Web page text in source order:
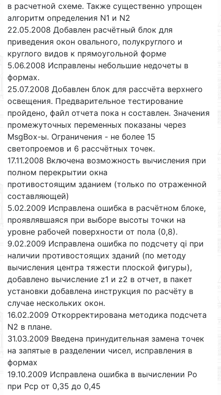
в расчетной схеме. Также существенно упрощен
алгоритм определения N1 и N2
22.05.2008 Добавлен расчётный блок для
приведения окон овального, полукруглого и
круглого видов к прямоугольной форме
5.06.2008 Исправлены небольшие недочеты в
формах.
25.07.2008 Добавлен блок для рассчёта верхнего
освещения. Предварительное тестирование
пройдено, файл отчета пока н составлен. Значения
промежуточных переменных показаны через
MsgBox-ы. Ограничения - не более 15
светопроемов и 6 рассчётных точек.
17.11.2008 Включена возможность вычисления при
полном перекрытии окна
противостоящим зданием (только по отраженной
составляющей)
5.02.2009 Исправлена ошибка в расчётном блоке,
проявлявшаяся при выборе высоты точки на
уровне рабочей поверхности от пола (0,8).
9.02.2009 Исправлена ошибка по подсчету qi при
наличии противостоящих зданий (по методу
вычисления центра тяжести плоской фигуры),
добавлено вычисление z1 и z2 в отчет, в пакет
установки добавлена инструкция по расчёту в
случае нескольких окон.
16.02.2009 Откорректирована методика подсчета
N2 в плане.
31.03.2009 Введена принудительная замена точек
на запятые в разделении чисел, исправления в
формах
19.10.2009 Исправлена ошибка в вычислении Ро
при Рср от 0,35 до 0,45